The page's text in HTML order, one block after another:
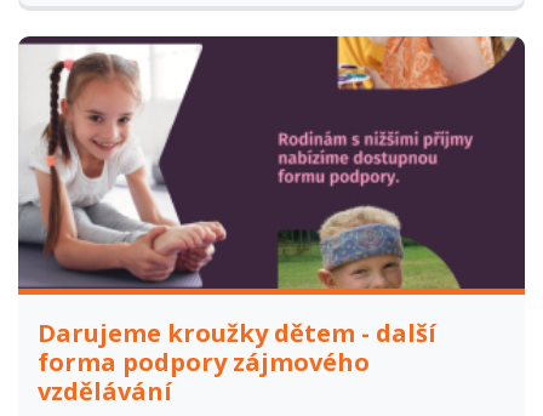
Darujeme kroužky dětem - další
forma podpory zájmového
vzdělávání